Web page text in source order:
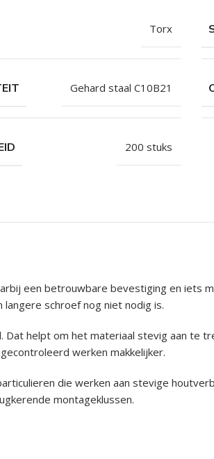
Torx
Gehard staal C10B21
200 stuks
een betrouwbare bevestiging en iets
schroef nog niet nodig is.
helpt om het materiaal stevig aan te
werken makkelijker.
die werken aan stevige
montageklussen.